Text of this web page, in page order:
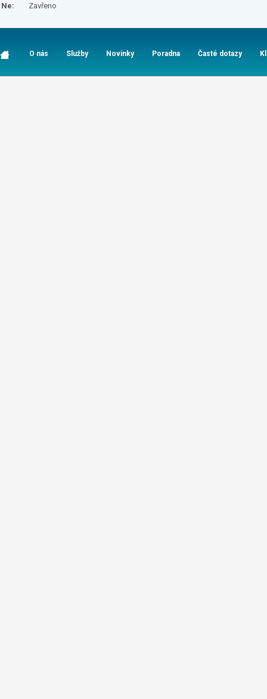
Ne:
Zavřeno
O nás Služby Novinky Poradna Časté dotazy